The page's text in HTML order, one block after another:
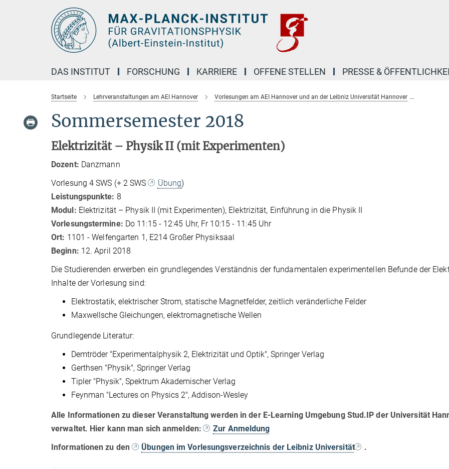
DAS INSTITUT FORSCHUNG KARRIERE OFFENE STELLEN PRESSE &
Startseite Lehrveranstaltungen am AEI Hannover Vorlesungen am AEI Hannover und an der Leibniz Universität Hannover
Sommersemester 2018
Elektrizität – Physik II (mit Experimenten)
Dozent: Danzmann
Vorlesung 4 SWS (+ 2 SWS
Übung)
Leistungspunkte: 8
Modul: Elektrizität – Physik II (mit Experimenten), Elektrizität, Einführung in die Physik II
Vorlesungstermine: Do 11:15 - 12:45 Uhr, Fr 10:15 - 11:45 Uhr
Ort: 1101 - Welfengarten 1, E214 Großer Physiksaal
Beginn: 12. April 2018
Die Studierenden erwerben ein grundlegendes Verständnis der fundamentalen experimentellen Befunde der
Inhalte der Vorlesung sind:
Elektrostatik, elektrischer Strom, statische Magnetfelder, zeitlich veränderliche Felder
Maxwellsche Gleichungen, elektromagnetische Wellen
Grundlegende Literatur:
Demtröder "Experimentalphysik 2, Elektrizität und Optik", Springer Verlag
Gerthsen "Physik", Springer Verlag
Tipler "Physik", Spektrum Akademischer Verlag
Feynman "Lectures on Physics 2", Addison-Wesley
Alle Informationen zu dieser Veranstaltung werden in der E-Learning Umgebung Stud.IP der Universität
verwaltet. Hier kann man sich anmelden:
Zur Anmeldung
Informationen zu den
Übungen im Vorlesungsverzeichnis der Leibniz Universität .